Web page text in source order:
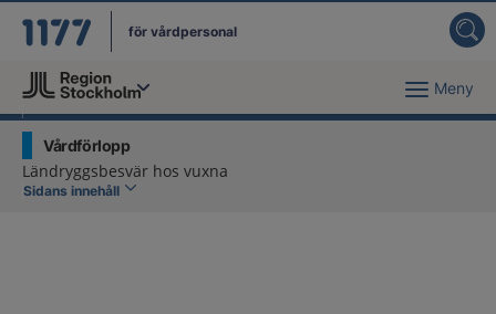
för vårdpersonal
Du har valt region Meny
Vårdförlopp
Ländryggsbesvär hos vuxna
Sidans innehåll